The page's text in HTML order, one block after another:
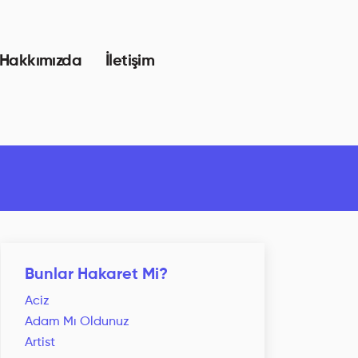
İletişim
Bunlar Hakaret Mi?
Aciz
Adam Mı Oldunuz
Artist